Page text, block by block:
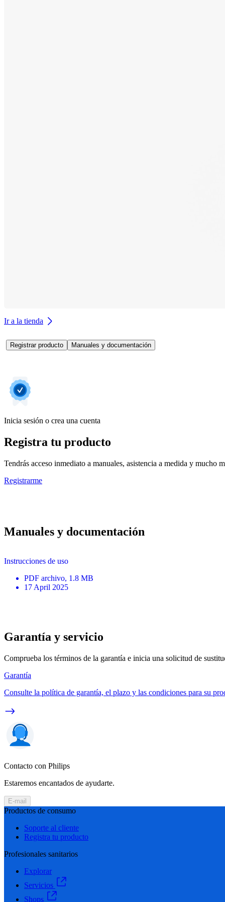
Ir a la tienda
Registrar producto Manuales y documentación
Inicia sesión o crea una cuenta
Registra tu producto
Tendrás acceso inmediato a manuales, asistencia a medida y mucho
Registrarme
Manuales y documentación
Instrucciones de uso
PDF archivo, 1.8 MB
17 April 2025
Garantía y servicio
Comprueba los términos de la garantía e inicia una solicitud de
Garantía
Consulte la política de garantía, el plazo y las condiciones para su
Contacto con Philips
Estaremos encantados de ayudarte.
E-mail
Productos de consumo
Soporte al cliente
Registra tu producto
Profesionales sanitarios
Explorar
Servicios
Shops